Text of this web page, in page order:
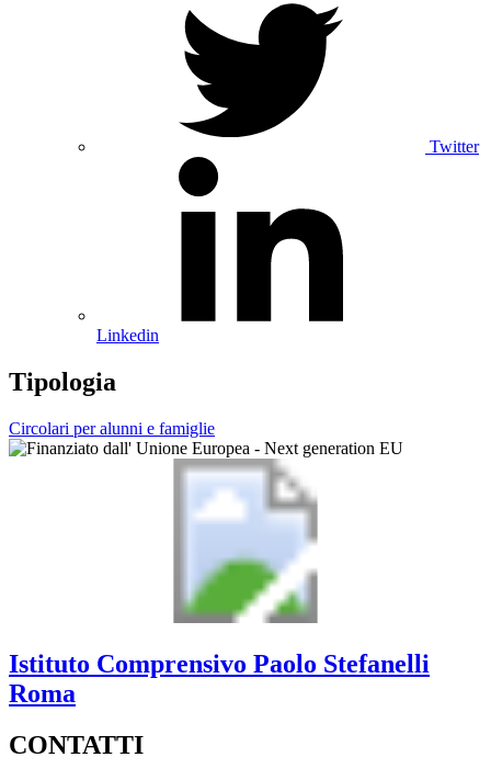
Twitter
Linkedin
Tipologia
Circolari per alunni e famiglie
Istituto Comprensivo Paolo Stefanelli
Roma
CONTATTI